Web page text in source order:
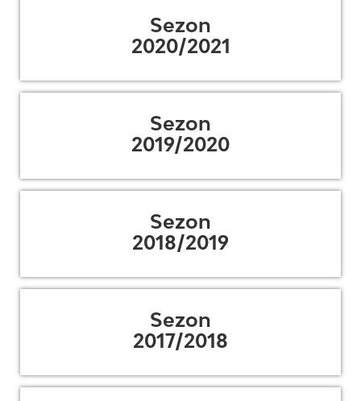
Sezon
2020/2021
Sezon
2019/2020
Sezon
2018/2019
Sezon
2017/2018